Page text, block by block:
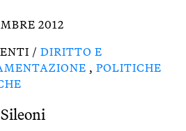
2012
/ DIRITTO E
, POLITICHE